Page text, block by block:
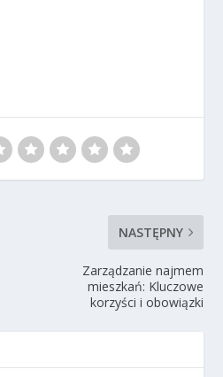
NASTĘPNY
Zarządzanie najmem
mieszkań: Kluczowe
korzyści i obowiązki